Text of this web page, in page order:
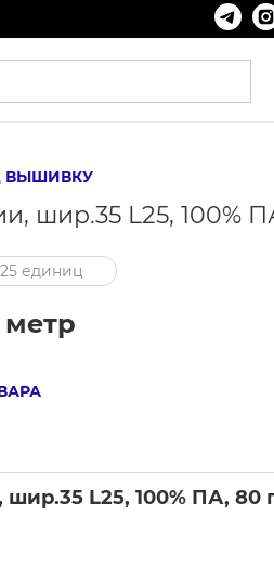
ВЫШИВКУ
шир.35 L25, 100%
единиц
метр
L25, 100% ПА, 80